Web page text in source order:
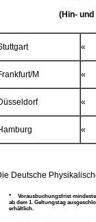
(Hin-
«
M «
«
«
Deutsche
* Vorausbuchungsfrist
ab dem 1. Geltungstag
erhältlich.